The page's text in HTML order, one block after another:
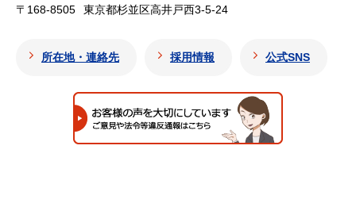
〒168-8505
東京都杉並区高井戸西3-5-24
所在地・連絡先 採用情報 公式SNS